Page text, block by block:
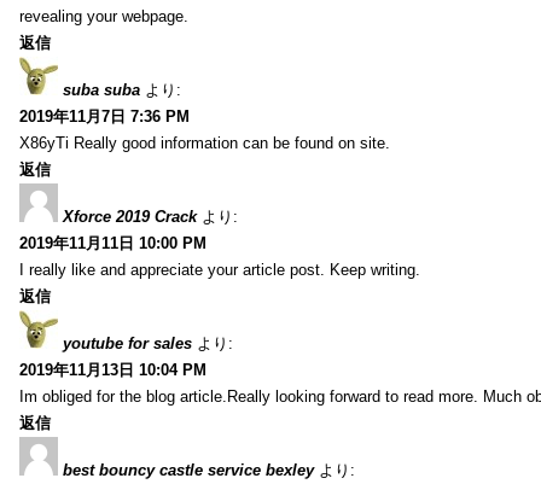
revealing your webpage.
返信
suba suba より:
2019年11月7日 7:36 PM
X86yTi Really good information can be found on site.
返信
Xforce 2019 Crack より:
2019年11月11日 10:00 PM
I really like and appreciate your article post. Keep writing.
返信
youtube for sales より:
2019年11月13日 10:04 PM
Im obliged for the blog article.Really looking forward to read more. Much
返信
best bouncy castle service bexley より: